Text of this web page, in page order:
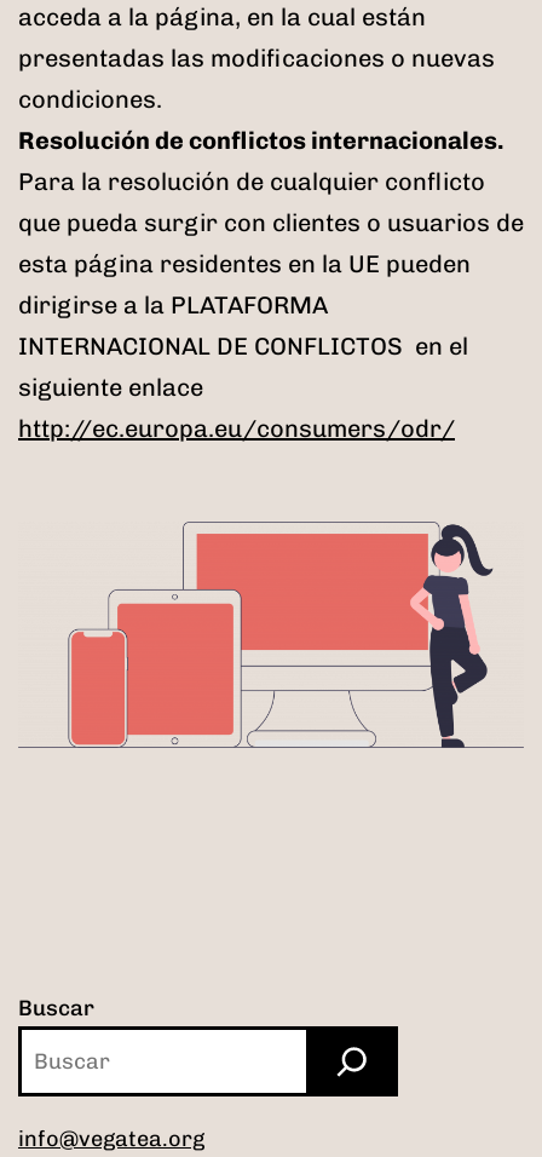
acceda a la página, en la cual están
presentadas las modificaciones o nuevas
condiciones.
Resolución de conflictos internacionales.
Para la resolución de cualquier conflicto
que pueda surgir con clientes o usuarios de
esta página residentes en la UE pueden
dirigirse a la PLATAFORMA
INTERNACIONAL DE CONFLICTOS en el
siguiente enlace
http://ec.europa.eu/consumers/odr/
Buscar
info@vegatea.org